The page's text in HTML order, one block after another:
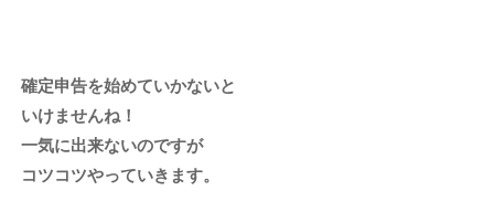
確定申告を始めていかないと
いけませんね！
一気に出来ないのですが
コツコツやっていきます。